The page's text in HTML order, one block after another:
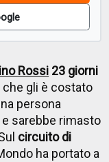
Rossi 23 giorni
gli è costato
persona
sarebbe rimasto
circuito di
ha portato a